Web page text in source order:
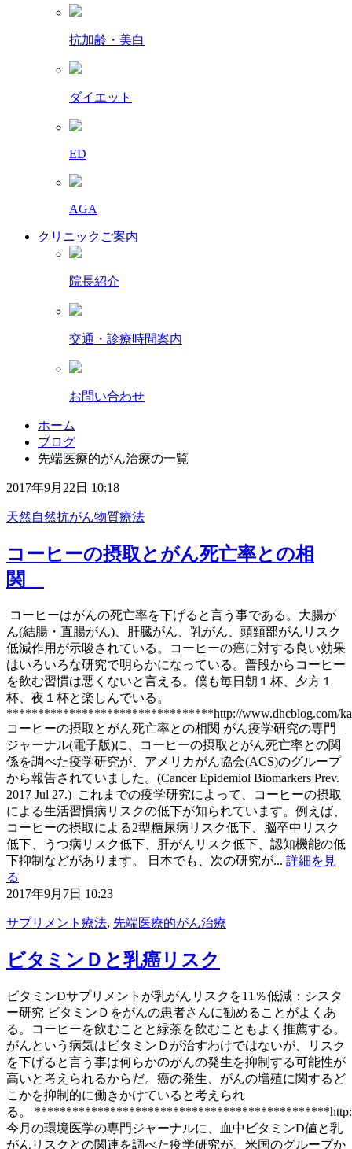
抗加齢・美白
ダイエット
ED
AGA
クリニックご案内
院長紹介
交通・診療時間案内
お問い合わせ
ホーム
ブログ
先端医療的がん治療の一覧
2017年9月22日 10:18
天然自然抗がん物質療法
コーヒーの摂取とがん死亡率との相
関
コーヒーはがんの死亡率を下げると言う事である。大腸が
ん(結腸・直腸がん)、肝臓がん、乳がん、頭頸部がんリスク
低減作用が示唆されている。コーヒーの癌に対する良い効果
はいろいろな研究で明らかになっている。普段からコーヒー
を飲む習慣は悪くないと言える。僕も毎日朝１杯、夕方１
杯、夜１杯と楽しんでいる。
*********************************http://www.dhcblog.com/
コーヒーの摂取とがん死亡率との相関 がん疫学研究の専門
ジャーナル(電子版)に、コーヒーの摂取とがん死亡率との関
係を調べた疫学研究が、アメリカがん協会(ACS)のグループ
から報告されていました。(Cancer Epidemiol Biomarkers Prev.
2017 Jul 27.) これまでの疫学研究によって、コーヒーの摂取
による生活習慣病リスクの低下が知られています。例えば、
コーヒーの摂取による2型糖尿病リスク低下、脳卒中リスク
低下、うつ病リスク低下、肝がんリスク低下、認知機能の低
下抑制などがあります。 日本でも、次の研究が... 詳細を見
る
2017年9月7日 10:23
サプリメント療法, 先端医療的がん治療
ビタミンＤと乳癌リスク
ビタミンDサプリメントが乳がんリスクを11％低減：シスタ
ー研究 ビタミンＤをがんの患者さんに勧めることがよくあ
る。コーヒーを飲むことと緑茶を飲むこともよく推薦する。
がんという病気はビタミンＤが治すわけではないが、リスク
を下げると言う事は何らかのがんの発生を抑制する可能性が
高いと考えられるからだ。癌の発生、がんの増殖に関するど
こかを抑制的に働きかけていると考えられ
る。 ***********************************************http://
今月の環境医学の専門ジャーナルに、血中ビタミンD値と乳
がんリスクとの関連を調べた疫学研究が、米国のグループか